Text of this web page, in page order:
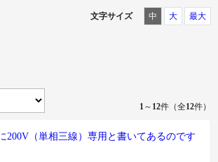
文字サイズ 中 大 最大
1～ 12件（全12件）
200V（単相三線）専用と書いてあるのです